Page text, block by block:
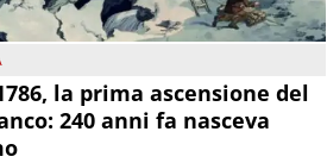
la prima ascensione del
240 anni fa nasceva